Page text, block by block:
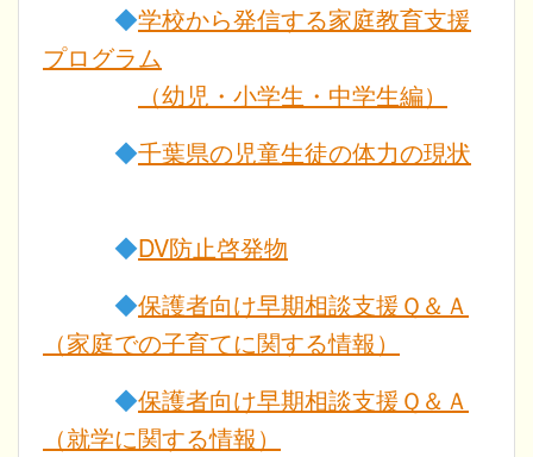
◆学校から発信する家庭教育支援
プログラム
（幼児・小学生・中学生編）
◆千葉県の児童生徒の体力の現状
◆DV防止啓発物
◆保護者向け早期相談支援Ｑ＆Ａ
（家庭での子育てに関する情報）
◆保護者向け早期相談支援Ｑ＆Ａ
（就学に関する情報）